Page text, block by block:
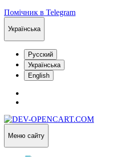
Помічник в Telegram
Українська
Русский
Українська
English
Меню сайту